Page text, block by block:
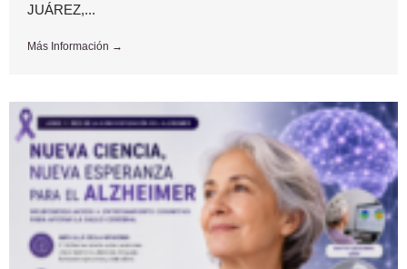
JUÁREZ,...
Más Información →